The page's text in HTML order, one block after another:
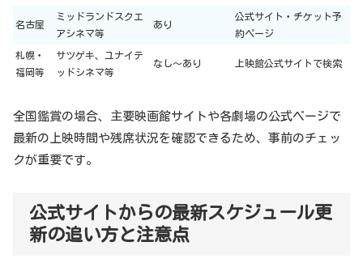
名古屋
ミッドランドスクエ
アシネマ等
あり
公式サイト・チケット予
約ページ
札幌・
福岡等
サツゲキ、ユナイテ
ッドシネマ等
なし〜あり 上映館公式サイトで検索
全国鑑賞の場合、主要映画館サイトや各劇場の公式ページで
最新の上映時間や残席状況を確認できるため、事前のチェッ
クが重要です。
公式サイトからの最新スケジュール更
新の追い方と注意点